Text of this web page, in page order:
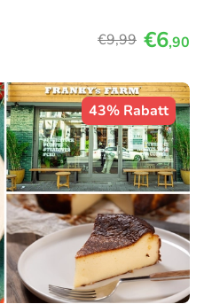
€9,99 €6,90
43% Rabatt